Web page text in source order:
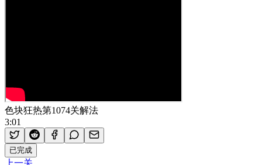
色块狂热第1074关解法
3:01
已完成
上一关